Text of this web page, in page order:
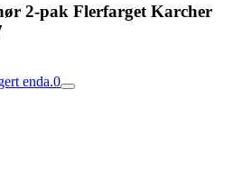
2-pak Flerfarget Karcher
enda.0